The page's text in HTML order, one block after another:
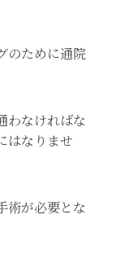
のために通院
わなければな
はなりませ
術が必要とな